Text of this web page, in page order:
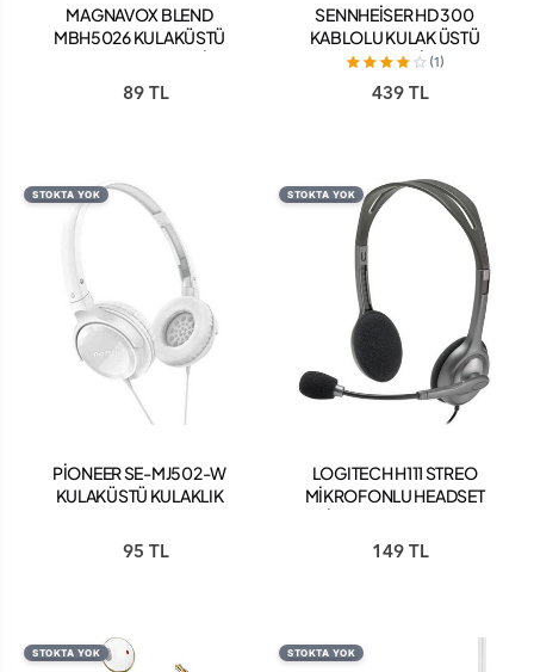
MAGNAVOX BLEND
MBH5026 KULAKÜSTÜ
89 TL
SENNHEİSER HD 300
KABLOLU KULAK ÜSTÜ
KULAKLIK SİYAH
(1)
439 TL
STOKTA YOK
PİONEER SE-MJ502-W
KULAKÜSTÜ KULAKLIK
95 TL
STOKTA YOK
LOGITECH H111 STREO
MİKROFONLU HEADSET
000593
149 TL
STOKTA YOK STOKTA YOK